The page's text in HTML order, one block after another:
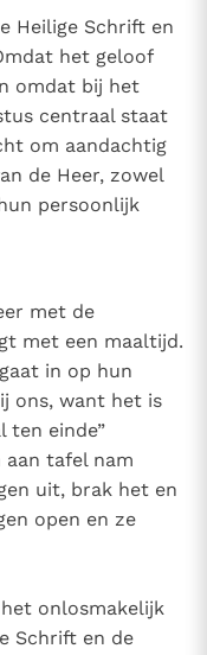
Heilige Schrift en
het geloof
omdat bij het
centraal staat
om aandachtig
de Heer, zowel
persoonlijk
met de
met een maaltijd.
in op hun
ons, want het is
ten einde”
aan tafel nam
uit, brak het en
open en ze
onlosmakelijk
Schrift en de